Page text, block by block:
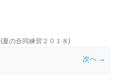
(夏の合同練習２０１８ )
次へ →